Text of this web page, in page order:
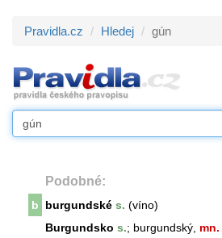
Pravidla.cz Hledej gún
Podobné:
b burgundské s. (víno)
Burgundsko s.; burgundský, mn.